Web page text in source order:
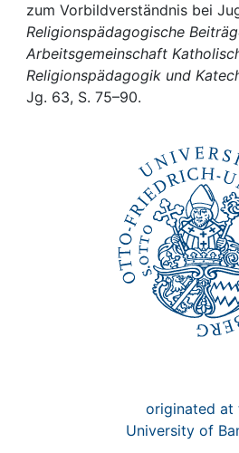
Help
zum Vorbildverständnis bei
Religionspädagogische
Arbeitsgemeinschaft
Religionspädagogik und
Jg. 63, S. 75–90.
originated at
University of